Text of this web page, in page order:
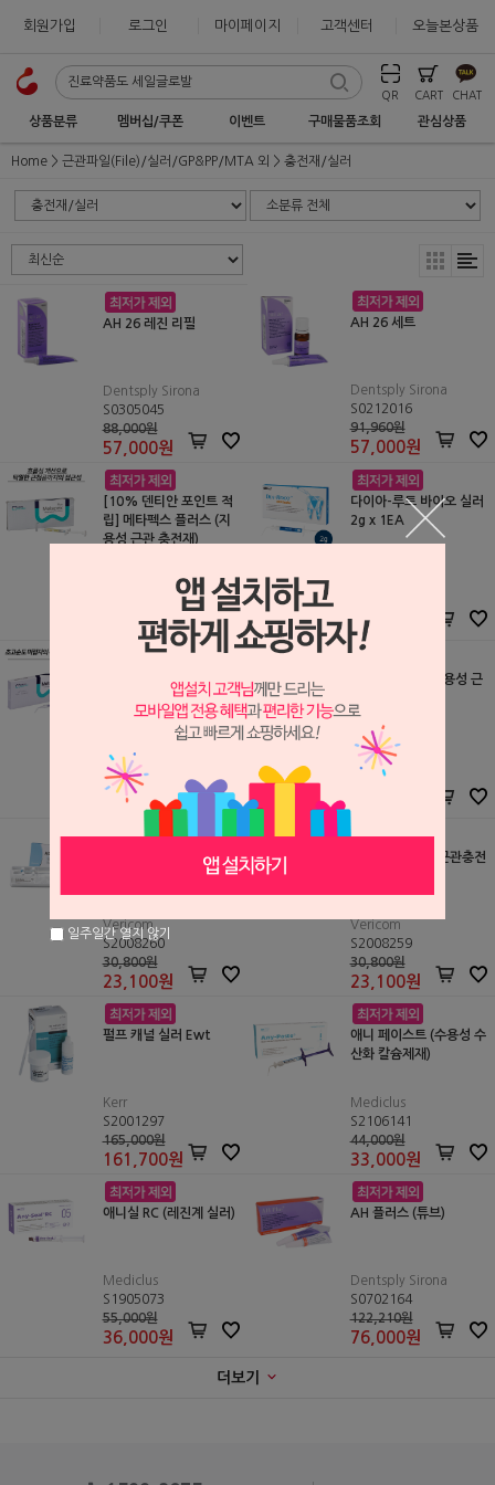
회원가입 로그인 마이페이지 고객센터 오늘본상품
QR CART CHAT
상품분류 멤버십/쿠폰 이벤트 구매물품조회 관심상품
Home 근관파일(File)/실러/GP&PP/MTA 외 충전재/실러
AH 26 레진 리필
Dentsply Sirona
S0305045
88,000원
57,000원
AH 26 세트
Dentsply Sirona
S0212016
91,960원
57,000원
[10% 덴티안 포인트 적
립] 메타펙스 플러스 (지
용성 근관 충전재)
27,000원
다이아-루트 바이오 실러
2g x 1EA
49,500
[10% 덴티안 포인트 적
립] 메타페이스트 플러스
S2102231
30,000원
30,000원
케어페이스트 (수용성 근
Vericom
S2009116
웰 페이스트 (수용성 근관
Vericom
S2008260
30,800원
23,100원
웰 펙스 (지용성 근관충전
Vericom
S2008259
30,800원
23,100원
펄프 캐널 실러 Ewt
Kerr
S2001297
165,000원
161,700원
애니 페이스트 (수용성 수
산화 칼슘제재)
Mediclus
S2106141
44,000원
33,000원
애니실 RC (레진계 실러)
Mediclus
S1905073
55,000원
36,000원
AH 플러스 (튜브)
Dentsply Sirona
S0702164
122,210원
76,000원
더보기
일주일간 열지 않기